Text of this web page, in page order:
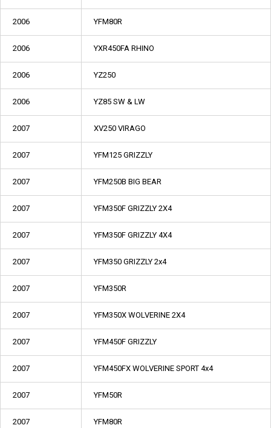
2006 YFM80R
2006 YXR450FA RHINO
2006 YZ250
2006 YZ85 SW & LW
2007 XV250 VIRAGO
2007 YFM125 GRIZZLY
2007 YFM250B BIG BEAR
2007 YFM350F GRIZZLY 2X4
2007 YFM350F GRIZZLY 4X4
2007 YFM350 GRIZZLY 2x4
2007 YFM350R
2007 YFM350X WOLVERINE 2X4
2007 YFM450F GRIZZLY
2007 YFM450FX WOLVERINE SPORT 4x4
2007 YFM50R
2007 YFM80R